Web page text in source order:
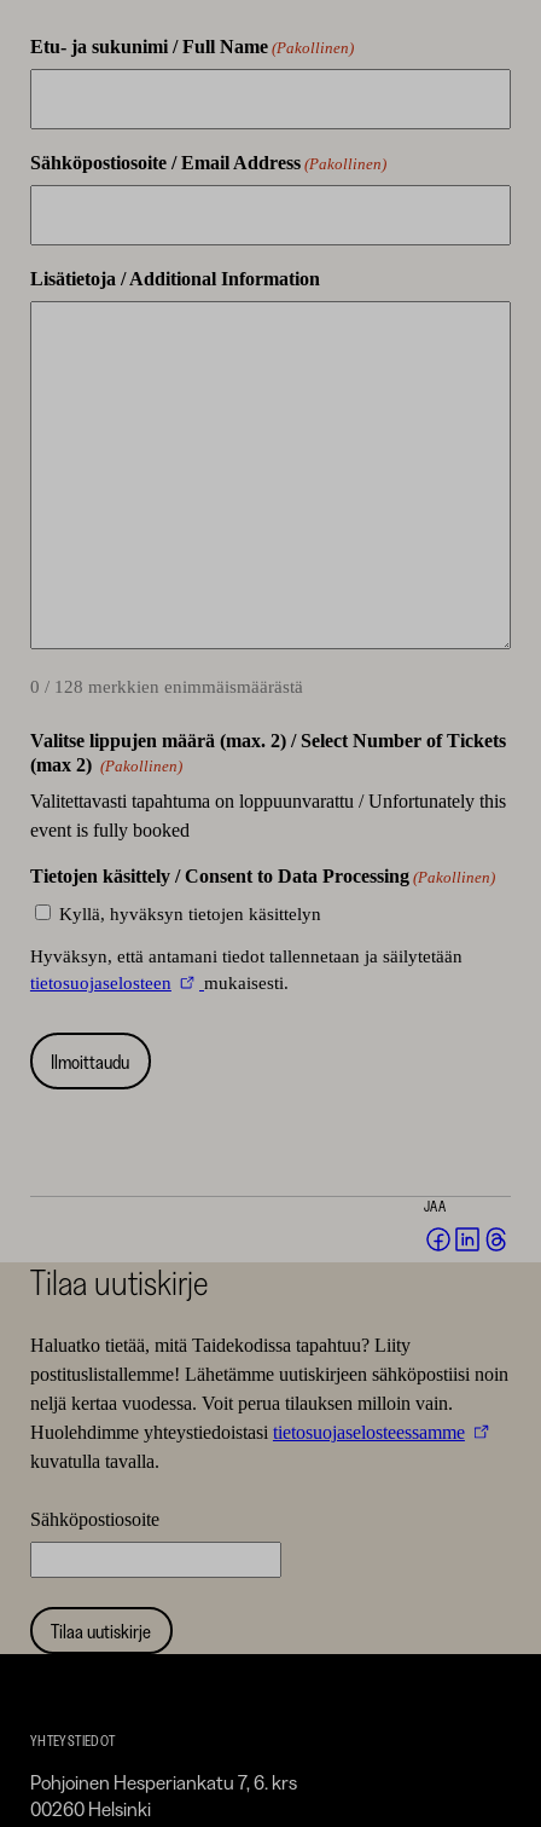
Etu- ja sukunimi / Full Name (Pakollinen)
Sähköpostiosoite / Email Address (Pakollinen)
Lisätietoja / Additional Information
0 / 128 merkkien enimmäismäärästä
Valitse lippujen määrä (max. 2) / Select Number of Tickets
(max 2) Määrä
(Pakollinen)
Valitettavasti tapahtuma on loppuunvarattu / Unfortunately this
event is fully booked
Tietojen käsittely / Consent to Data Processing (Pakollinen)
Kyllä, hyväksyn tietojen käsittelyn
Hyväksyn, että antamani tiedot tallennetaan ja säilytetään
tietosuojaselosteen
mukaisesti.
JAA
Jaa Jaa
Tilaa uutiskirje
Haluatko tietää, mitä Taidekodissa tapahtuu? Liity
postituslistallemme! Lähetämme uutiskirjeen sähköpostiisi noin
neljä kertaa vuodessa. Voit perua tilauksen milloin vain.
Huolehdimme yhteystiedoistasi tietosuojaselosteessamme
kuvatulla tavalla.
Sähköpostiosoite
Tilaa uutiskirje
KirpiläYHTEYSTIEDOT
Pohjoinen Hesperiankatu 7, 6. krs
00260 Helsinki